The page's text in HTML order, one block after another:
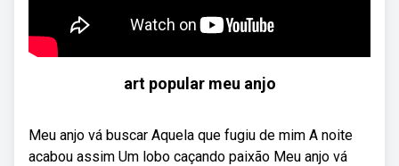
art popular meu anjo
Meu anjo vá buscar Aquela que fugiu de mim A noite
acabou assim Um lobo caçando paixão Meu anjo vá